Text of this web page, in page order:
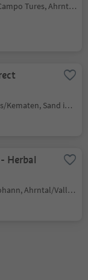
Sand in Taufers/Campo Tures, Ahrntal/Valle Aurina
Caminata di Tures/Kematen, Sand in Taufers/Campo Tures, Ahrntal/Valle Aurina
Herbal
S. Giovanni/St. Johann, Ahrntal/Valle Aurina, Ahrntal/Valle Aurina